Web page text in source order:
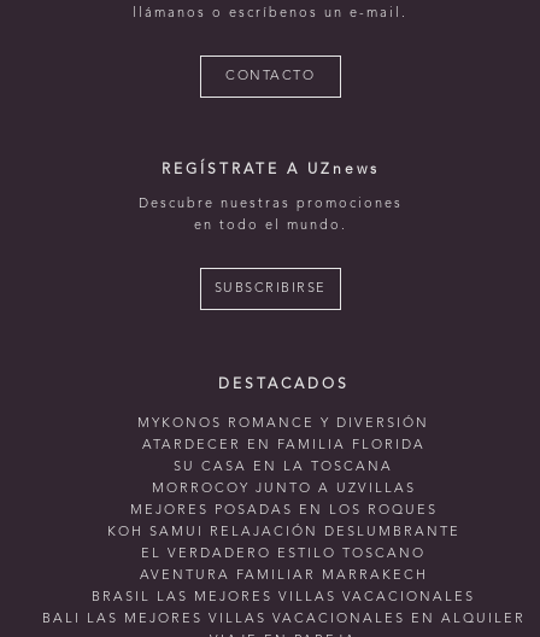
llámanos o escríbenos un e-mail.
CONTACTO
REGÍSTRATE A UZnews
Descubre nuestras promociones
en todo el mundo.
SUBSCRIBIRSE
DESTACADOS
MYKONOS ROMANCE Y DIVERSIÓN
ATARDECER EN FAMILIA FLORIDA
SU CASA EN LA TOSCANA
MORROCOY JUNTO A UZVILLAS
MEJORES POSADAS EN LOS ROQUES
KOH SAMUI RELAJACIÓN DESLUMBRANTE
EL VERDADERO ESTILO TOSCANO
AVENTURA FAMILIAR MARRAKECH
BRASIL LAS MEJORES VILLAS VACACIONALES
BALI LAS MEJORES VILLAS VACACIONALES EN ALQUILER